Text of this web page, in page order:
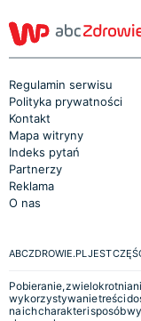
Regulamin serwisu
Polityka prywatności
Kontakt
Mapa witryny
Indeks pytań
Partnerzy
Reklama
O nas
ABCZDROWIE.PL JEST
Pobieranie,
wykorzystywanie treści
na ich charakter i sposób